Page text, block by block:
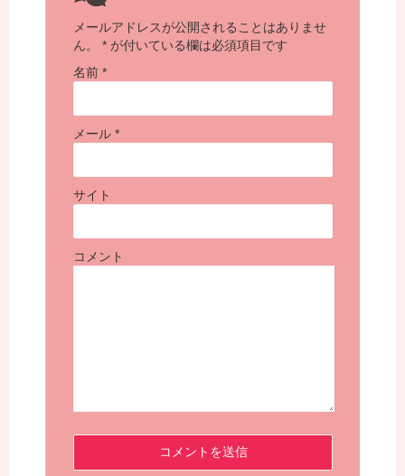
メールアドレスが公開されることはありませ
ん。
* が付いている欄は必須項目です
名前 *
メール *
サイト
コメント